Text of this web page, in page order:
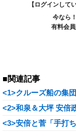
【ログインして
今なら！
有料会
■関連記事
<1>クルーズ船の集
<2>和泉＆大坪 安倍
<3>安倍と菅「手打